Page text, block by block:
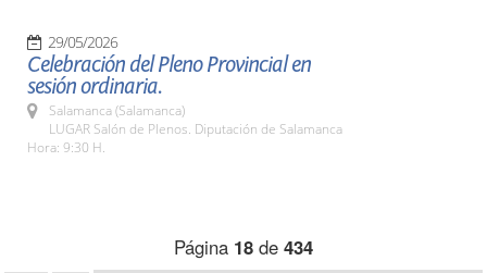
29/05/2026
Celebración del Pleno Provincial en
sesión ordinaria.
Salamanca (Salamanca)
LUGAR Salón de Plenos. Diputación de Salamanca
Hora: 9:30 H.
Página 18 de 434